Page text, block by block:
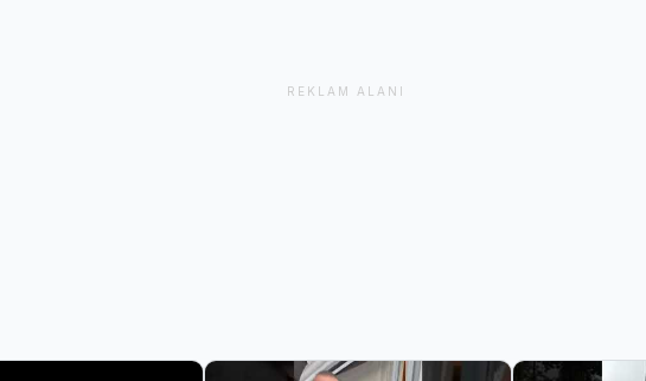
REKLAM ALANI